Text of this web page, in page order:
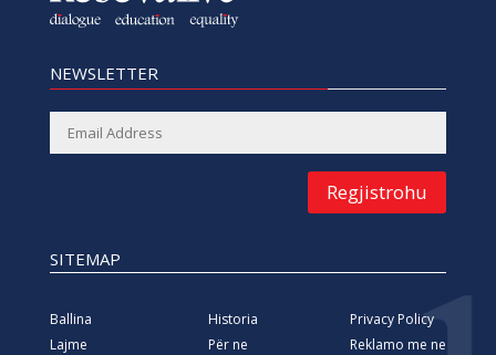
NEWSLETTER
Regjistrohu
SITEMAP
Ballina
Lajme
Historia
Për ne
Privacy Policy
Reklamo me ne